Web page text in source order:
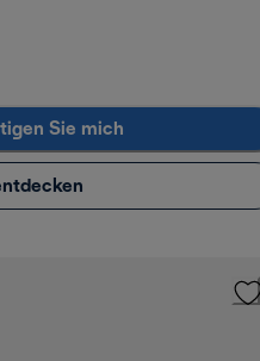
Sie mich